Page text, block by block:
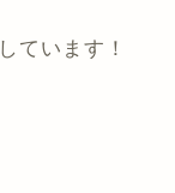
ています！